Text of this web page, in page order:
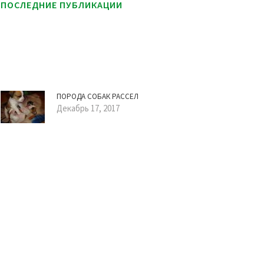
ПОСЛЕДНИЕ ПУБЛИКАЦИИ
ПОРОДА СОБАК РАССЕЛ
Декабрь 17, 2017